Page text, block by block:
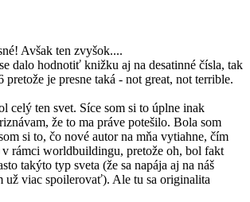
Avšak ten zvyšok....
dalo hodnotiť knižku aj na desatinné čísla, tak
pretože je presne taká - not great, not terrible.
celý ten svet. Síce som si to úplne inak
že to ma práve potešilo. Bola som
si to, čo nové autor na mňa vytiahne, čím
rámci worldbuildingu, pretože oh, bol fakt
takýto typ sveta (že sa napája aj na náš
už viac spoilerovať). Ale tu sa originalita